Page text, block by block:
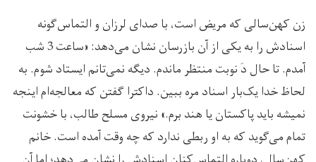
زن کهن‌سالی که مریض است، با صدای لرزان و التماس‌‌گونه
اسنادش را به یکی از آن بازرسان نشان می‌دهد: «ساعت 3 شب
آمدم. تا حال دَ نوبت منتظر ماندم. دیگه نمی‌تانم ایستاد شوم. به
لحاظ خدا یک‌بار اسناد مره ببین. داکترا گفتن که معالجه‌‌ام اینجه
نمیشه باید پاکستان یا هند برم.» نیروی مسلح طالب، با خشونت
تمام می‌گوید که به او ربطی ندارد که چه وقت آمده است. خانم